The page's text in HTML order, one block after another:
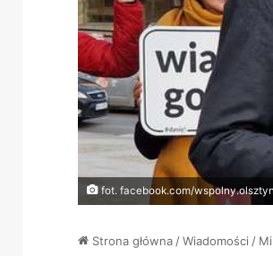
fot. facebook.com/wspolny.olsztyn
Strona główna /Wiadomości /